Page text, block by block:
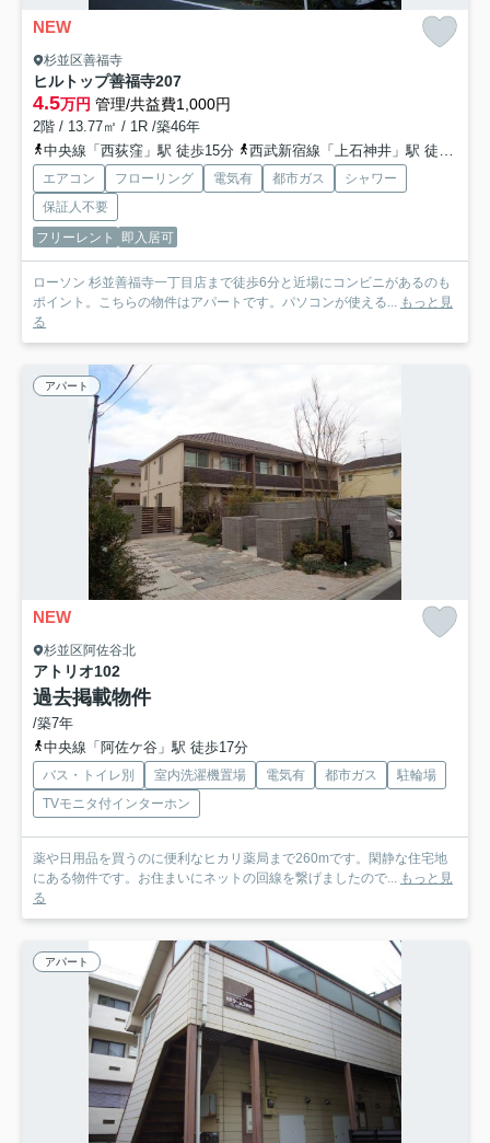
NEW
杉並区善福寺
ヒルトップ善福寺207
4.5万円 管理/共益費1,000円
2階 / 13.77㎡ / 1R /築46年
中央線「西荻窪」駅 徒歩15分
西武新宿線「上石神井」駅 徒歩21分
エアコン フローリング 電気有 都市ガス
シャワー
保証人不要
フリーレント
即入居可
ローソン 杉並善福寺一丁目店まで徒歩6分と近場にコンビニがあるのも
ポイント。こちらの物件はアパートです。パソコンが使える... もっと見
る
アパート
NEW
杉並区阿佐谷北
アトリオ102
過去掲載物件
/築7年
中央線「阿佐ケ谷」駅 徒歩17分
バス・トイレ別 室内洗濯機置場 電気有 都市ガス
駐輪場
TVモニタ付インターホン
薬や日用品を買うのに便利なヒカリ薬局まで260mです。閑静な住宅地
にある物件です。お住まいにネットの回線を繋げましたので... もっと見
る
アパート